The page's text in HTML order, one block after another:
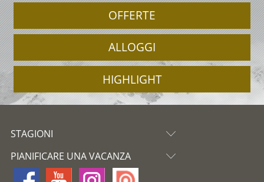
OFFERTE
ALLOGGI
HIGHLIGHT
STAGIONI
PIANIFICARE UNA VACANZA